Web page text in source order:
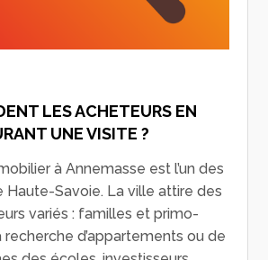
LES ACHETEURS EN
UNE VISITE ?
à Annemasse est l’un des
Haute-Savoie. La ville attire des
variés : familles et primo-
d’appartements ou de